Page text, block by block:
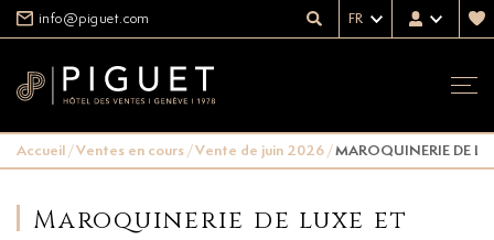
info@piguet.com FR
Accueil/Ventes en cours/Vente de juin 2026/MAROQUINERIE DE
Maroquinerie de luxe et